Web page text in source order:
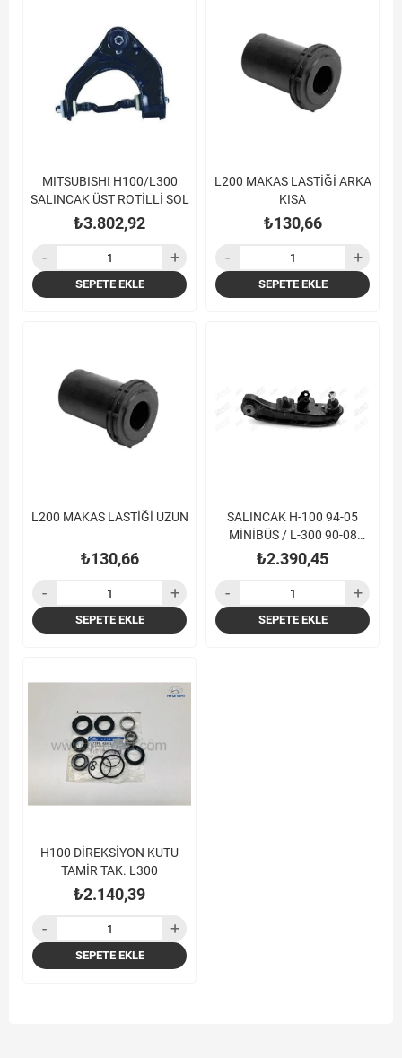
MITSUBISHI H100/L300
SALINCAK ÜST ROTİLLİ SOL
₺3.802,92
SEPETE EKLE
L200 MAKAS LASTİĞİ ARKA
KISA
₺130,66
SEPETE EKLE
L200 MAKAS LASTİĞİ UZUN
₺130,66
SEPETE EKLE
SALINCAK H-100 94-05
MİNİBÜS / L-300 90-08
BURÇLU ROTİLLİ ALT SAĞ
₺2.390,45
SEPETE EKLE
H100 DİREKSİYON KUTU
TAMİR TAK. L300
₺2.140,39
SEPETE EKLE